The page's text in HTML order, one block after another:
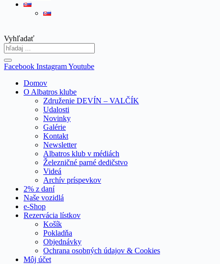
Vyhľadať
Facebook InstagramYoutube
Domov
O Albatros klube
Združenie DEVÍN – VALČÍK
Udalosti
Novinky
Galérie
Kontakt
Newsletter
Albatros klub v médiách
Železničné parné dedičstvo
Videá
Archív príspevkov
2% z daní
Naše vozidlá
e-Shop
Rezervácia lístkov
Košík
Pokladňa
Objednávky
Ochrana osobných údajov & Cookies
Môj účet